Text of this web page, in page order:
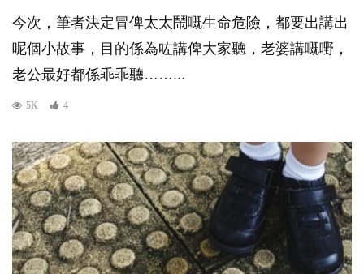
今次，筆者決定冒俾太太鬧嘅生命危險，都要出講出
呢個小故事，目的係為咗講俾大家聽，老婆講嘅嘢，
老公最好都係乖乖聽……...
5K 4